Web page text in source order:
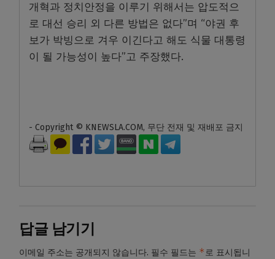
개혁과 정치안정을 이루기 위해서는 압도적으
로 대선 승리 외 다른 방법은 없다”며 “야권 후
보가 박빙으로 겨우 이긴다고 해도 식물 대통령
이 될 가능성이 높다”고 주장했다.
- Copyright © KNEWSLA.COM, 무단 전재 및 재배포 금지
답글 남기기
이메일 주소는 공개되지 않습니다. 필수 필드는 *로 표시됩니